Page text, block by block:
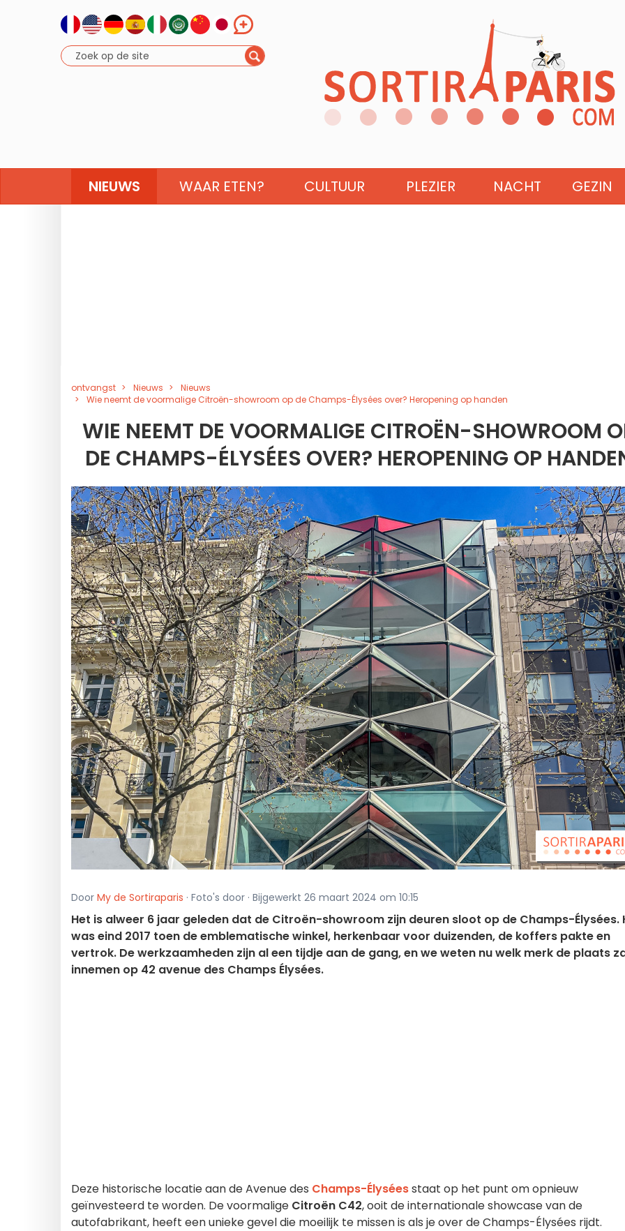
NIEUWS WAAR ETEN? CULTUUR PLEZIER NACHT GEZIN
ontvangst Nieuws
Nieuws
Wie neemt de voormalige Citroën-showroom op de Champs-Élysées over? Heropening op handen
WIE NEEMT DE VOORMALIGE CITROËN-SHOWROOM
DE CHAMPS-ÉLYSÉES OVER? HEROPENING OP
Door My de Sortiraparis · Foto's door · Bijgewerkt 26 maart 2024 om 10:15
Het is alweer 6 jaar geleden dat de Citroën-showroom zijn deuren sloot op de Champs-Élysées.
was eind 2017 toen de emblematische winkel, herkenbaar voor duizenden, de koffers pakte en
vertrok. De werkzaamheden zijn al een tijdje aan de gang, en we weten nu welk merk de plaats
innemen op 42 avenue des Champs Élysées.
Deze historische locatie aan de Avenue des Champs-Élyséesstaat op het punt om opnieuw
geïnvesteerd te worden. De voormalige Citroën C42, ooit de internationale showcase van de
autofabrikant, heeft een unieke gevel die moeilijk te missen is als je over de Champs-Élysées rijdt.